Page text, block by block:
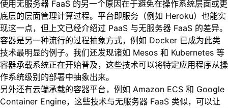
使用无服务器 FaaS 的另一个原因在于避免在操作系统层面或更
底层的层面管理计算过程。平台即服务（例如 Heroku）也能实
现这一点，但上文已经介绍过 PaaS 与无服务器 FaaS 的差异。
容器是另一种流行的过程抽象方式，例如 Docker 已成为此类
技术最明显的例子。我们还发现诸如 Mesos 和 Kubernetes 等
容器承载系统正在开始普及，这些技术可以将特定应用程序从操
作系统级别的部署中抽象出来。
另外还有云端承载的容器平台，例如 Amazon ECS 和 Google
Container Engine，这些技术与无服务器 FaaS 类似，可以让